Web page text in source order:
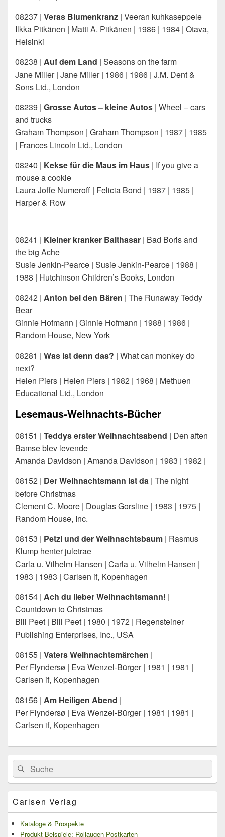
08237 | Veras Blumenkranz | Veeran kuhkaseppele
Ilkka Pitkänen | Matti A. Pitkänen | 1986 | 1984 | Otava,
Helsinki
08238 | Auf dem Land | Seasons on the farm
Jane Miller | Jane Miller | 1986 | 1986 | J.M. Dent &
Sons Ltd., London
08239 | Grosse Autos – kleine Autos | Wheel – cars
and trucks
Graham Thompson | Graham Thompson | 1987 | 1985
| Frances Lincoln Ltd., London
08240 | Kekse für die Maus im Haus | If you give a
mouse a cookie
Laura Joffe Numeroff | Felicia Bond | 1987 | 1985 |
Harper & Row
08241 | Kleiner kranker Balthasar | Bad Boris and
the big Ache
Susie Jenkin-Pearce | Susie Jenkin-Pearce | 1988 |
1988 | Hutchinson Children’s Books, London
08242 | Anton bei den Bären | The Runaway Teddy
Bear
Ginnie Hofmann | Ginnie Hofmann | 1988 | 1986 |
Random House, New York
08281 | Was ist denn das? | What can monkey do
next?
Helen Piers | Helen Piers | 1982 | 1968 | Methuen
Educational Ltd., London
Lesemaus-Weihnachts-Bücher
08151 | Teddys erster Weihnachtsabend | Den aften
Bamse blev levende
Amanda Davidson | Amanda Davidson | 1983 | 1982 |
08152 | Der Weihnachtsmann ist da | The night
before Christmas
Clement C. Moore | Douglas Gorsline | 1983 | 1975 |
Random House, Inc.
08153 | Petzi und der Weihnachtsbaum | Rasmus
Klump henter juletrae
Carla u. Vilhelm Hansen | Carla u. Vilhelm Hansen |
1983 | 1983 | Carlsen if, Kopenhagen
08154 | Ach du lieber Weihnachtsmann! |
Countdown to Christmas
Bill Peet | Bill Peet | 1980 | 1972 | Regensteiner
Publishing Enterprises, Inc., USA
08155 | Vaters Weihnachtsmärchen |
Per Flyndersø | Eva Wenzel-Bürger | 1981 | 1981 |
Carlsen if, Kopenhagen
08156 | Am Heiligen Abend |
Per Flyndersø | Eva Wenzel-Bürger | 1981 | 1981 |
Carlsen if, Kopenhagen
Primärer
Seitenleisten
Widget-
Bereich
Search
for:
Suche
Carlsen Verlag
Kataloge & Prospekte
Produkt-Beispiele: Rollaugen Postkarten